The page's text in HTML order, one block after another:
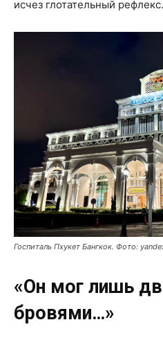
исчез глотательный рефлекс.
Госпиталь Пхукет Бангкок. Фото:
«Он мог лишь
бровями…»